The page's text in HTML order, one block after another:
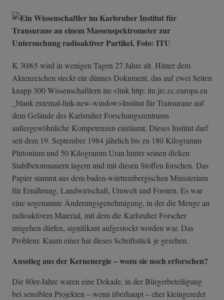
K 30/65 wird in wenigen Tagen 27 Jahre alt. Hinter dem
Aktenzeichen steckt ein dünnes Dokument, das auf zwei Seiten
knapp 300 Wissenschaftlern im <link http: itu.jrc.ec.europa.eu
_blank external-link-n­ew-window>Insti­tut für Transurane auf
dem Gelände des Karlsruher Forschungszentrums
außergewöhnliche Kompetenzen einräumt. Dieses Institut darf
seit dem 19. September 1984 jährlich bis zu 180 Kilogramm
Plutonium und 50 Kilogramm Uran hinter seinen dicken
Stahlbetonmauern lagern und mit diesen Stoffen forschen. Das
Papier stammt aus dem baden-württembergischen Ministerium
für Ernährung, Landwirtschaft, Umwelt und Forsten. Es war
eine sogenannte Änderungsgenehmigung, in der die Menge an
radioaktivem Material, mit dem die Karlsruher Forscher
umgehen dürfen, signifikant aufgestockt worden war. Das
Problem: Kaum einer hat dieses Schriftstück je gesehen.
Ausstieg aus der Kernenergie – wozu sie noch erforschen?
Die 80er-Jahre waren eine Dekade, in der Bürgerbeteiligung
bei sensiblen Projekten – wenn überhaupt – eher kleingeredet